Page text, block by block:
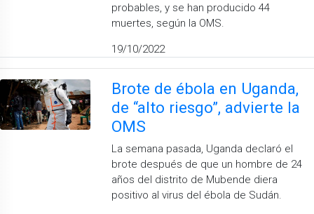
probables, y se han producido 44
muertes, según la OMS.
19/10/2022
Brote de ébola en Uganda,
de “alto riesgo”, advierte la
OMS
La semana pasada, Uganda declaró el
brote después de que un hombre de 24
años del distrito de Mubende diera
positivo al virus del ébola de Sudán.